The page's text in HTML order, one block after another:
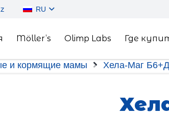
RU
Möller’s Olimp Labs Где
и кормящие мамы Хела-Маг